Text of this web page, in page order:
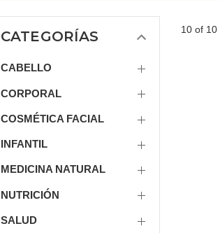
CATEGORÍAS
CABELLO
CORPORAL
COSMÉTICA FACIAL
INFANTIL
MEDICINA NATURAL
NUTRICIÓN
SALUD
10 of 10